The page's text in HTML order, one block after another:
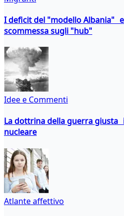
I deficit del "modello Albania"
scommessa sugli "hub"
Idee e Commenti
La dottrina della guerra giusta
nucleare
Atlante affettivo